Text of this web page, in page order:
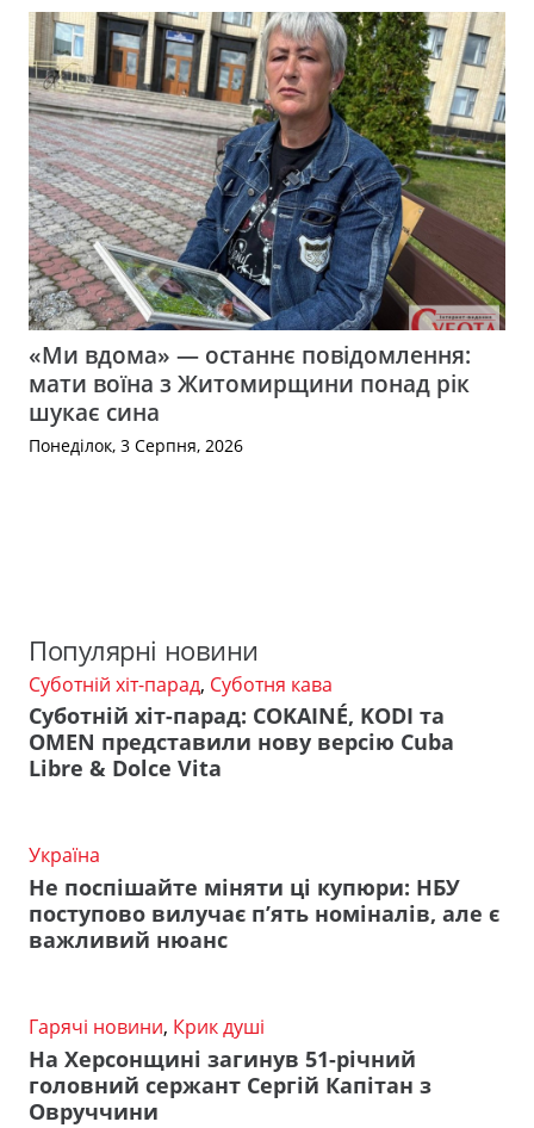
«Ми вдома» — останнє повідомлення:
мати воїна з Житомирщини понад рік
шукає сина
Понеділок, 3 Серпня, 2026
Популярні новини
Суботній хіт-парад, Суботня кава
Суботній хіт-парад: COKAINÉ, KODI та
OMEN представили нову версію Cuba
Libre & Dolce Vita
Україна
Не поспішайте міняти ці купюри: НБУ
поступово вилучає п’ять номіналів, але є
важливий нюанс
Гарячі новини, Крик душі
На Херсонщині загинув 51-річний
головний сержант Сергій Капітан з
Овруччини